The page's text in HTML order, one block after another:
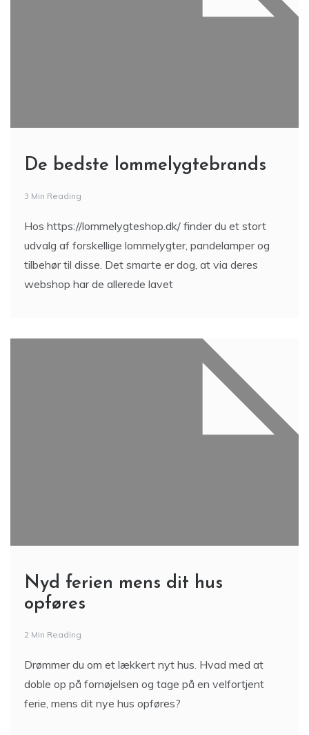
De bedste lommelygtebrands
3 Min Reading
Hos https://lommelygteshop.dk/ finder du et stort
udvalg af forskellige lommelygter, pandelamper og
tilbehør til disse. Det smarte er dog, at via deres
webshop har de allerede lavet
Nyd ferien mens dit hus
opføres
2 Min Reading
Drømmer du om et lækkert nyt hus. Hvad med at
doble op på fornøjelsen og tage på en velfortjent
ferie, mens dit nye hus opføres?